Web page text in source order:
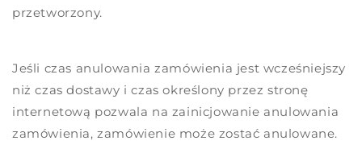
przetworzony.
Jeśli czas anulowania zamówienia jest wcześniejszy
niż czas dostawy i czas określony przez stronę
internetową pozwala na zainicjowanie anulowania
zamówienia, zamówienie może zostać anulowane.